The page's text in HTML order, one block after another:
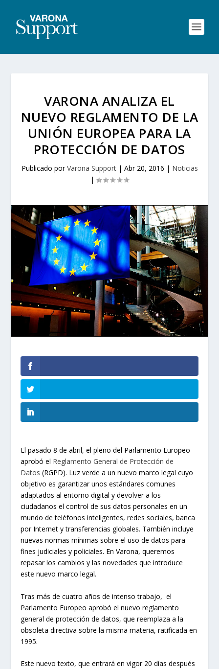
VARONA ANALIZA EL
NUEVO REGLAMENTO DE LA
UNIÓN EUROPEA PARA LA
PROTECCIÓN DE DATOS
Publicado porVarona Support| Abr 20, 2016 | Noticias
|
El pasado 8 de abril, el pleno del Parlamento Europeo
aprobó el Reglamento General de Protección de
Datos (RGPD). Luz verde a un nuevo marco legal cuyo
objetivo es garantizar unos estándares comunes
adaptados al entorno digital y devolver a los
ciudadanos el control de sus datos personales en un
mundo de teléfonos inteligentes, redes sociales, banca
por Internet y transferencias globales. También incluye
nuevas normas mínimas sobre el uso de datos para
fines judiciales y policiales. En Varona, queremos
repasar los cambios y las novedades que introduce
este nuevo marco legal.
Tras más de cuatro años de intenso trabajo, el
Parlamento Europeo aprobó el nuevo reglamento
general de protección de datos, que reemplaza a la
obsoleta directiva sobre la misma materia, ratificada en
1995.
Este nuevo texto, que entrará en vigor 20 días después